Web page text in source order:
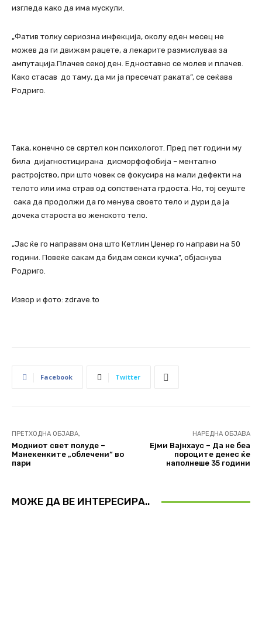
изгледа како да има мускули.
„Фатив толку сериозна инфекција, околу еден месец не
можев да ги движам рацете, а лекарите размислуваа за
ампутација.Плачев секој ден. Едноставно се молев и плачев.
Како стасав до таму, да ми ја пресечат раката”, се сеќава
Родриго.
Така, конечно се свртел кон психологот. Пред пет години му
била дијагностицирана дисморфофобија – ментално
растројство, при што човек се фокусира на мали дефекти на
телото или има страв од сопствената грдоста. Но, тој сеуште
сака да продолжи да го менува своето тело и дури да ја
дочека староста во женското тело.
„Јас ќе го направам она што Кетлин Џенер го направи на 50
години. Повеќе сакам да бидам секси кучка”, објаснува
Родриго.
Извор и фото: zdrave.to
Facebook Twitter
ПРЕТХОДНА ОБЈАВА,
Модниот свет полуде –
Манекенките „облечени“ во
пари
НАРЕДНА ОБЈАВА
Ејми Вајнхаус – Да не беа
пороците денес ќе
наполнеше 35 години
МОЖЕ ДА ВЕ ИНТЕРЕСИРА..